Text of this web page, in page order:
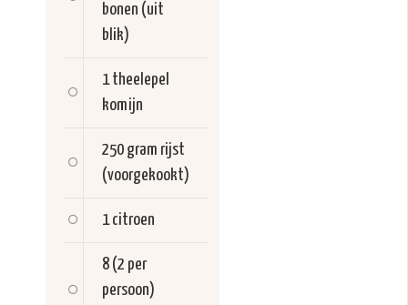
bonen (uit
blik)
1 theelepel
komijn
250 gram rijst
(voorgekookt)
1 citroen
8 (2 per
persoon)